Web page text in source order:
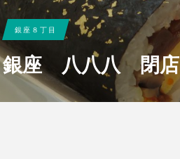
銀座８丁目
銀座 八八八 閉店